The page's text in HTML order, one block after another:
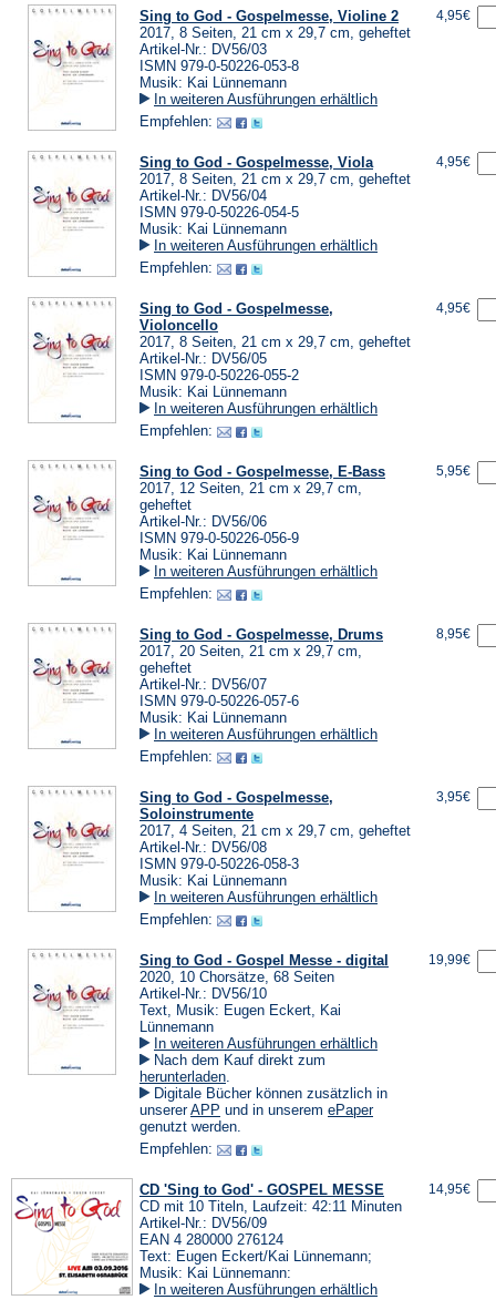
Sing to God - Gospelmesse, Violine 2
2017, 8 Seiten, 21 cm x 29,7 cm, geheftet
Artikel-Nr.: DV56/03
ISMN 979-0-50226-053-8
Musik: Kai Lünnemann
In weiteren Ausführungen erhältlich
Empfehlen:
4,95€
Sing to God - Gospelmesse, Viola
2017, 8 Seiten, 21 cm x 29,7 cm, geheftet
Artikel-Nr.: DV56/04
ISMN 979-0-50226-054-5
Musik: Kai Lünnemann
In weiteren Ausführungen erhältlich
Empfehlen:
4,95€
Sing to God - Gospelmesse,
Violoncello
2017, 8 Seiten, 21 cm x 29,7 cm, geheftet
Artikel-Nr.: DV56/05
ISMN 979-0-50226-055-2
Musik: Kai Lünnemann
In weiteren Ausführungen erhältlich
Empfehlen:
4,95€
Sing to God - Gospelmesse, E-Bass
2017, 12 Seiten, 21 cm x 29,7 cm,
geheftet
Artikel-Nr.: DV56/06
ISMN 979-0-50226-056-9
Musik: Kai Lünnemann
In weiteren Ausführungen erhältlich
Empfehlen:
5,95€
Sing to God - Gospelmesse, Drums
2017, 20 Seiten, 21 cm x 29,7 cm,
geheftet
Artikel-Nr.: DV56/07
ISMN 979-0-50226-057-6
Musik: Kai Lünnemann
In weiteren Ausführungen erhältlich
Empfehlen:
8,95€
Sing to God - Gospelmesse,
Soloinstrumente
2017, 4 Seiten, 21 cm x 29,7 cm, geheftet
Artikel-Nr.: DV56/08
ISMN 979-0-50226-058-3
Musik: Kai Lünnemann
In weiteren Ausführungen erhältlich
Empfehlen:
3,95€
Sing to God - Gospel Messe - digital
2020, 10 Chorsätze, 68 Seiten
Artikel-Nr.: DV56/10
Text, Musik: Eugen Eckert, Kai
Lünnemann
In weiteren Ausführungen erhältlich
Nach dem Kauf direkt zum
herunterladen(Öffnet
in
einem
neuen
.
Digitale Bücher können zusätzlich in
unsererAPP (Öffnet
in
neuen
und in unserem ePaper(Öffnet
genutzt werden.
Empfehlen:
19,99€
CD 'Sing to God' - GOSPEL MESSE
CD mit 10 Titeln, Laufzeit: 42:11 Minuten
Artikel-Nr.: DV56/09
EAN 4 280000 276124
Text: Eugen Eckert/Kai Lünnemann;
Musik: Kai Lünnemann:
In weiteren Ausführungen erhältlich
14,95€